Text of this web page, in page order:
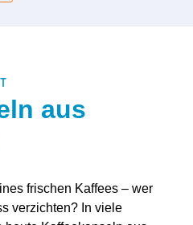
aus
frischen Kaffees – wer
verzichten? In viele